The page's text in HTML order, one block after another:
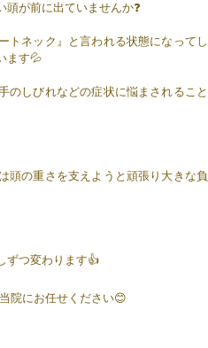
が前に出ていませんか❓
トネック』と言われる状態になってし
ます💦
のしびれなどの症状に悩まされること
頭の重さを支えようと頑張り大きな負
ずつ変わります👍
院にお任せください😊